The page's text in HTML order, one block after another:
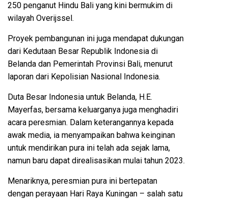
250 penganut Hindu Bali yang kini bermukim di
wilayah Overijssel.
Proyek pembangunan ini juga mendapat dukungan
dari Kedutaan Besar Republik Indonesia di
Belanda dan Pemerintah Provinsi Bali, menurut
laporan dari Kepolisian Nasional Indonesia.
Duta Besar Indonesia untuk Belanda, H.E.
Mayerfas, bersama keluarganya juga menghadiri
acara peresmian. Dalam keterangannya kepada
awak media, ia menyampaikan bahwa keinginan
untuk mendirikan pura ini telah ada sejak lama,
namun baru dapat direalisasikan mulai tahun 2023.
Menariknya, peresmian pura ini bertepatan
dengan perayaan Hari Raya Kuningan – salah satu